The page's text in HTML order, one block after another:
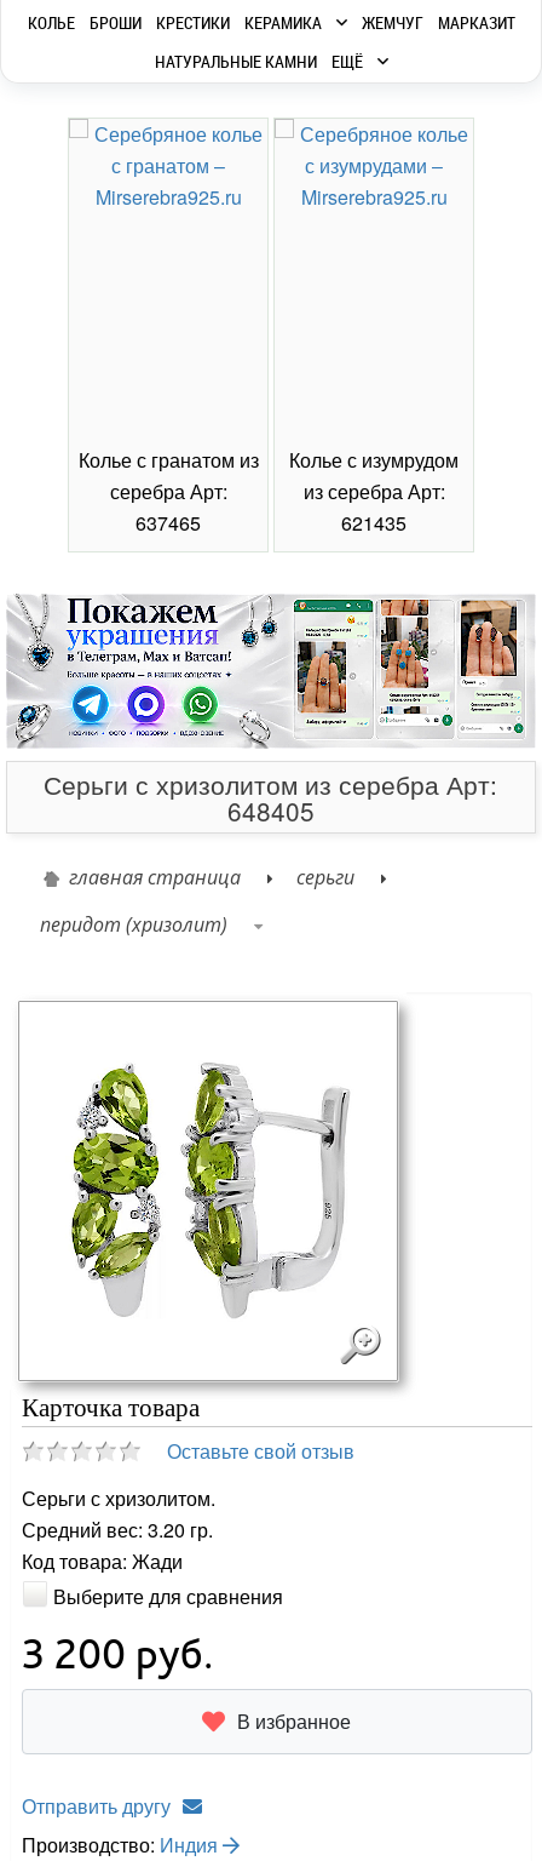
КОЛЬЕ
БРОШИ КРЕСТИКИ КЕРАМИКА ЖЕМЧУГ
МАРКАЗИТ
НАТУРАЛЬНЫЕ КАМНИ
ЕЩЁ
Колье с гранатом из
серебра Арт:
637465
Колье с изумрудом
из серебра Арт:
621435
Серьги с хризолитом из серебра Арт:
648405
главная страница
серьги
перидот (хризолит)
Карточка товара
Оставьте свой отзыв
Серьги с хризолитом.
Средний вес: 3.20 гр.
Код товара: Жади
Выберите для сравнения
3 200 руб.
В избранное
Отправить другу
Производство: Индия